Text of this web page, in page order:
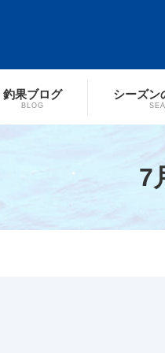
釣果ブログ
BLOG
シーズン
7